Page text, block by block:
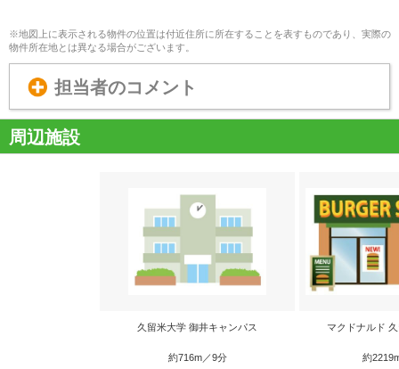
※地図上に表示される物件の位置は付近住所に所在することを表すものであり、実際の
物件所在地とは異なる場合がございます。
担当者のコメント
周辺施設
久留米大学 御井キャンパス
約716m／9分
マクドナルド
約